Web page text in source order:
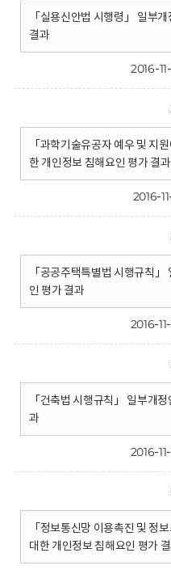
「실용신안법 시행령」 일부
결과
2016-
「과학기술유공자 예우 및 지
한 개인정보 침해요인 평가 결과
2016-
「공공주택특별법 시행규칙
인 평가 결과
2016-
「건축법 시행규칙」 일부개
과
2016-
「정보통신망 이용촉진 및 정
대한 개인정보 침해요인 평가